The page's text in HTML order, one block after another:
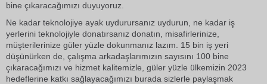
bine çıkaracağımızı duyuyoruz.
Ne kadar teknolojiye ayak uydurursanız uydurun, ne kadar iş
yerlerini teknolojiyle donatırsanız donatın, misafirlerinize,
müşterilerinize güler yüzle dokunmanız lazım. 15 bin iş yeri
düşünürken de, çalışma arkadaşlarımızın sayısını 100 bine
çıkaracağımızı ve hizmet kalitemizle, güler yüzle ülkemizin 2023
hedeflerine katkı sağlayacağımızı burada sizlerle paylaşmak